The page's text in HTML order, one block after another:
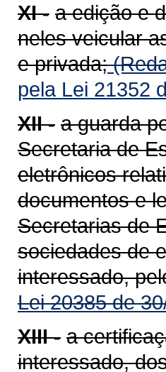
XI - a edição e
neles veicular
e privada;
pela Lei 21352
XII - a guarda
Secretaria de
eletrônicos
documentos e
Secretarias de
sociedades de
interessado,
Lei 20385 de
XIII - a
interessado,